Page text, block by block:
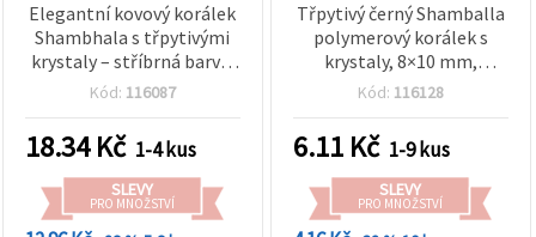
Elegantní kovový korálek
Shambhala s třpytivými
krystaly – stříbrná barva,
9×16 mm, průvlek 8 mm
Kód: 116087
18.34Kč 1-4 kus
SLEVY
PRO MNOŽSTVÍ
Třpytivý černý Shamballa
polymerový korálek s
krystaly, 8×10 mm,
průvlek 1 mm – ideální na
tvoření
Kód: 116128
6.11 Kč 1-9 kus
SLEVY
PRO MNOŽSTVÍ